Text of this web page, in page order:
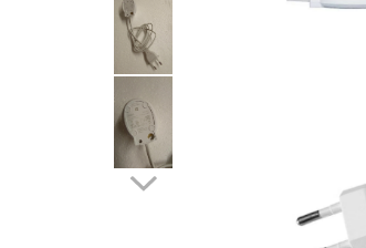
Curatenie si intretinere
Hobby-uri creative
Iluminat & Electrice
Kit-uri automatizari porti si usi